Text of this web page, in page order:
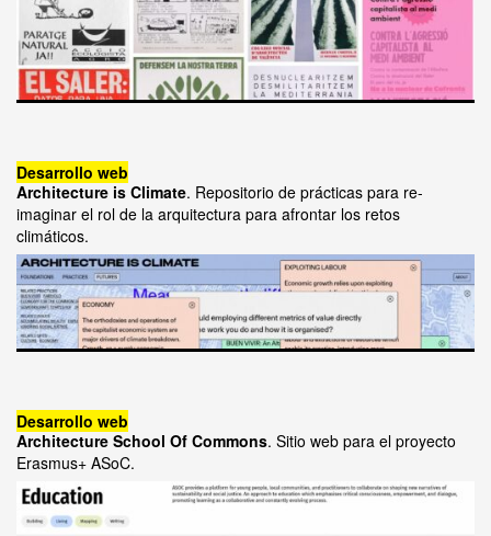
Desarrollo web
Architecture is Climate. Repositorio de prácticas para re-
imaginar el rol de la arquitectura para afrontar los retos
climáticos.
Desarrollo web
Architecture School Of Commons. Sitio web para el proyecto
Erasmus+ ASoC.